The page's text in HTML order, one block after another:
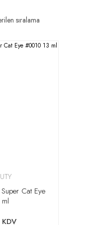
Cat Eye